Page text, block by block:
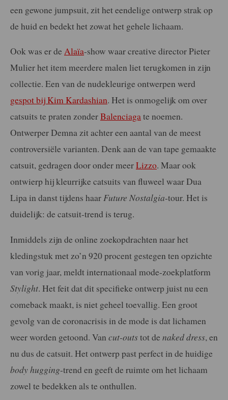
een gewone jumpsuit, zit het eendelige ontwerp strak op
de huid en bedekt het zowat het gehele lichaam.
Ook was er de Alaïa-show waar creative director Pieter
Mulier het item meerdere malen liet terugkomen in zijn
collectie. Een van de nudekleurige ontwerpen werd
gespot bij Kim Kardashian. Het is onmogelijk om over
catsuits te praten zonderBalenciagate noemen.
Ontwerper Demna zit achter een aantal van de meest
controversiële varianten. Denk aan de van tape gemaakte
catsuit, gedragen door onder meerLizzo. Maar ook
ontwierp hij kleurrijke catsuits van fluweel waar Dua
Lipa in danst tijdens haarFuture Nostalgia-tour. Het is
duidelijk: de catsuit-trend is terug.
Inmiddels zijn de online zoekopdrachten naar het
kledingstuk met zo’n 920 procent gestegen ten opzichte
van vorig jaar, meldt internationaal mode-zoekplatform
Stylight. Het feit dat dit specifieke ontwerp juist nu een
comeback maakt, is niet geheel toevallig. Een groot
gevolg van de coronacrisis in de mode is dat lichamen
weer worden getoond. Van cut-outstot de naked dress, en
nu dus de catsuit. Het ontwerp past perfect in de huidige
body hugging-trend en geeft de ruimte om het lichaam
zowel te bedekken als te onthullen.